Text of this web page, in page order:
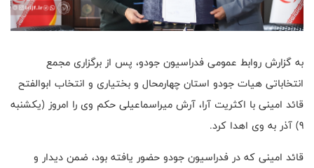
به گزارش روابط عمومی فدراسیون جودو، پس از برگزاری مجمع
انتخاباتی هیات جودو استان چهارمحال و بختیاری و انتخاب ابوالفتح
قائد امینی با اکثریت آرا، آرش میراسماعیلی حکم وی را امروز (یکشنبه
9) آذر به وی اهدا کرد.
قائد امینی که در فدراسیون جودو حضور یافته بود، ضمن دیدار و